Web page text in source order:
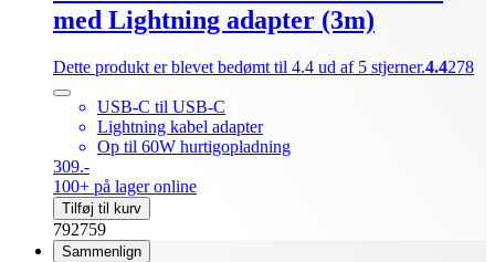
med Lightning adapter (3m)
Dette produkt er blevet bedømt til 4.4 ud af 5 stjerner.4.4278
USB-C til USB-C
Lightning kabel adapter
Op til 60W hurtigopladning
309.-
100+ på lager online
Tilføj til kurv
792759
Sammenlign